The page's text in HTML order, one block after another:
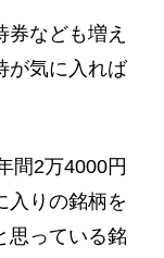
なども増え
が気に入れば
間2万4000円
入りの銘柄を
思っている銘